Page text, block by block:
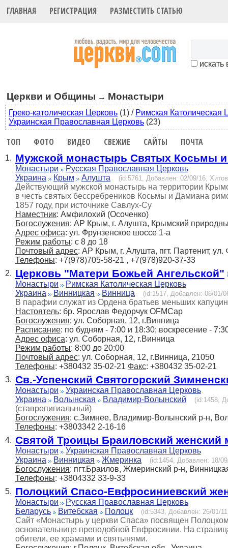
ГЛАВНАЯ РЕГИСТРАЦИЯ РАЗМЕСТИТЬ СТАТЬЮ
искать
Церкви и Общины → Монастыри
Греко-католическая Церковь (1) / Римская Католическая
Украинская Православная Церковь (23)
ТОП ФОТО ВИДЕО СВЕЖИЕ САЙТЫ ПОЧТА
1. Мужской монастырь Святых Косьмы
Монастыри
Русская Православная Церковь
Украина
Крым Алушта (id:5761, Добавлен: 02/09/16,
Действующий мужской монастырь на территории
в честь святых бессребреников Косьмы и Дамиана
1857 году, при источнике Савлух-Су
Наместник: Амфилохий (Осоченко)
Богослужения: АР Крым, г. Алушта, Крымский
Адрес офиса: ул. Фрунзенское шоссе 1-а
Режим работы: с 8 до 18
Почтовый адрес: АР Крым, г. Алушта, пгт. Партенит, ул.
Телефоны: +7(978)705-58-21 , +7(978)920-37-33
2. Церковь "Матери Божьей Ангельской"
Монастыри
Римская Католическая Церковь
Украина
Винницкая Винница (id:1517, Добавлен: 06/01/
В парафии служат из Ордена братьев меньших
Настоятель: бр. Ярослав Федорчук OFMCap
Богослужения: ул. Соборная, 12, г.Винница
Расписание: по будням - 7:00 и 18:30; воскресение -
Адрес офиса: ул. Соборная, 12, г.Винница
Режим работы: 8:00 до 20:00
Почтовый адрес: ул. Соборная, 12, г.Винница, 21050
Телефоны: +380432 35-02-21 Факс: +380432 35-02-21
3. Св.-Успенский Святогорский
Монастыри
Украинская Православная Церковь
Украина
Волынская Владимир-Волынский (id:1458,
(ставропигиальный)
Богослужения: с.Зимнее, Владимир-Волынский р-н,
Телефоны: +3803342 2-16-16
4. Святой Троицы Браиловский женский
Монастыри
Украинская Православная Церковь
Украина
Винницкая Жмеринка (id:1454, Добавлен: 18/
Богослужения: пгт.Браилов, Жмеринский р-н,
Телефоны: +3804332 33-9-33
5. Полоцкий Спасо-Евфросиниевский
Монастыри
Русская Православная Церковь
Беларусь
Витебская Полоцк (id:5343, Добавлен: 26/01/
Сайт «Монастырь у церкви Спаса» посвящен
основательнице преподобной Евфросинии. На
обители, ее храмами и святынями.